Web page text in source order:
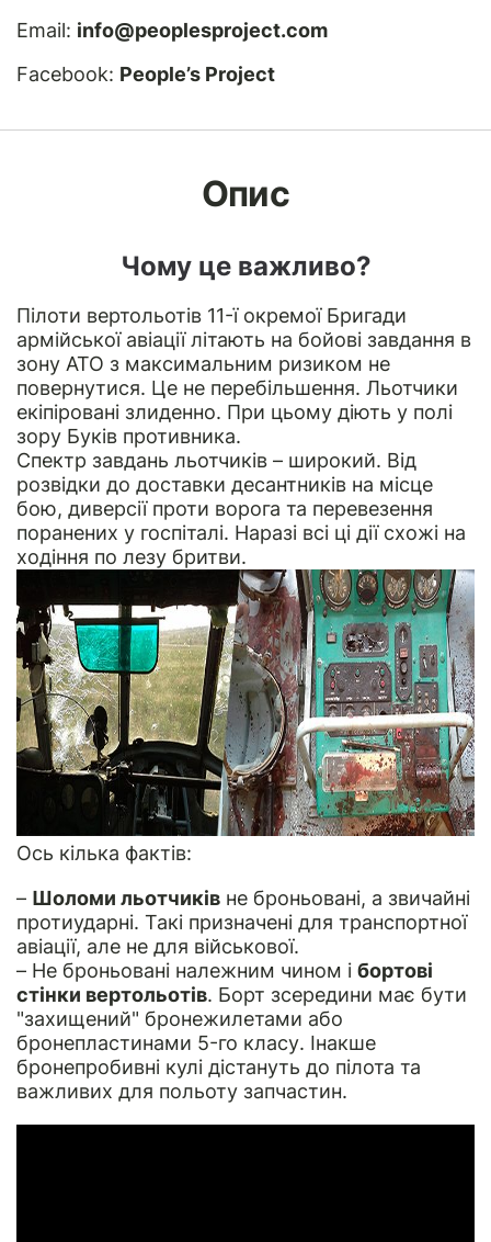
Email: info@peoplesproject.com
Facebook: People’s Project
Опис
Чому це важливо?
Пілоти вертольотів 11-ї окремої Бригади
армійської авіації літають на бойові завдання в
зону АТО з максимальним ризиком не
повернутися. Це не перебільшення. Льотчики
екіпіровані злиденно. При цьому діють у полі
зору Буків противника.
Спектр завдань льотчиків – широкий. Від
розвідки до доставки десантників на місце
бою, диверсії проти ворога та перевезення
поранених у госпіталі. Наразі всі ці дії схожі на
ходіння по лезу бритви.
Ось кілька фактів:
– Шоломи льотчиків не броньовані, а звичайні
протиударні. Такі призначені для транспортної
авіації, але не для військової.
– Не броньовані належним чином і бортові
стінки вертольотів. Борт зсередини має бути
"захищений" бронежилетами або
бронепластинами 5-го класу. Інакше
бронепробивні кулі дістануть до пілота та
важливих для польоту запчастин.